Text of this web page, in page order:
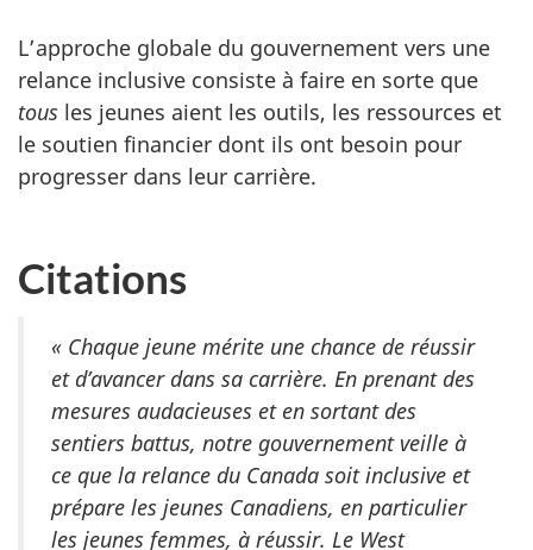
L’approche globale du gouvernement vers une
relance inclusive consiste à faire en sorte que
tous les jeunes aient les outils, les ressources et
le soutien financier dont ils ont besoin pour
progresser dans leur carrière.
Citations
« Chaque jeune mérite une chance de réussir
et d’avancer dans sa carrière. En prenant des
mesures audacieuses et en sortant des
sentiers battus, notre gouvernement veille à
ce que la relance du Canada soit inclusive et
prépare les jeunes Canadiens, en particulier
les jeunes femmes, à réussir. Le West